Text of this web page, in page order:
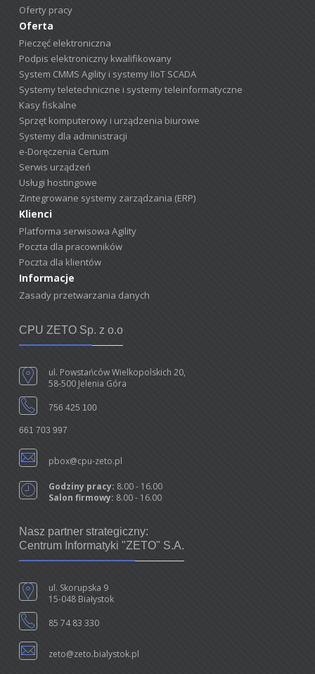
Oferty pracy
Oferta
Pieczęć elektroniczna
Podpis elektroniczny kwalifikowany
System CMMS Agility i systemy IIoT SCADA
Systemy teletechniczne i systemy teleinformatyczne
Kasy fiskalne
Sprzęt komputerowy i urządzenia biurowe
Systemy dla administracji
e-Doręczenia Certum
Serwis urządzeń
Usługi hostingowe
Zintegrowane systemy zarządzania (ERP)
Klienci
Platforma serwisowa Agility
Poczta dla pracowników
Poczta dla klientów
Informacje
Zasady przetwarzania danych
CPU ZETO Sp. z o.o
ul. Powstańców Wielkopolskich 20,
58-500 Jelenia Góra
756 425 100
661 703 997
pbox@cpu-zeto.pl
Godziny pracy: 8.00 - 16.00
Salon firmowy: 8.00 - 16.00
Nasz partner strategiczny:
Centrum Informatyki "ZETO" S.A.
ul. Skorupska 9
15-048 Białystok
85 74 83 330
zeto@zeto.bialystok.pl